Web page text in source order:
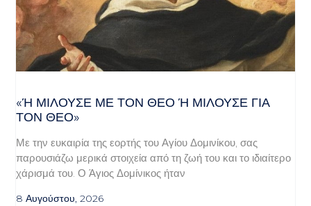
«Ή ΜΙΛΟΎΣΕ ΜΕ ΤΟΝ ΘΕΌ Ή ΜΙΛΟΎΣΕ ΓΙΑ ΤΟ
Ν ΘΕΌ»
Με την ευκαιρία της εορτής του Αγίου Δομινίκου, σας
παρουσιάζω μερικά στοιχεία από τη ζωή του και το ιδιαίτερο
χάρισμά του. Ο Άγιος Δομίνικος ήταν
8 Αυγούστου, 2026